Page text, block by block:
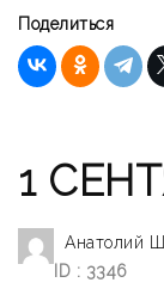
Поделиться
1
Анатолий
ID : 3346